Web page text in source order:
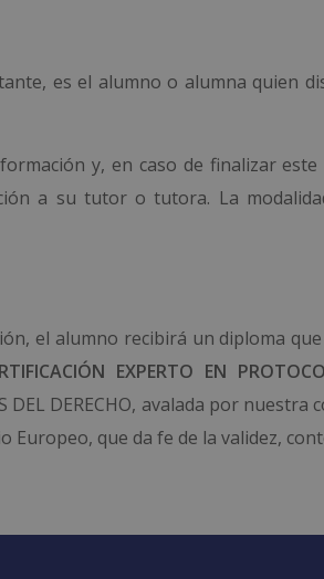
es el alumno o alumna quien
y, en caso de finalizar
a su tutor o tutora. La
el alumno recibirá un diploma
EXPERTO EN
DEL DERECHO, avalada por nuestra
Europeo, que da fe de la validez,